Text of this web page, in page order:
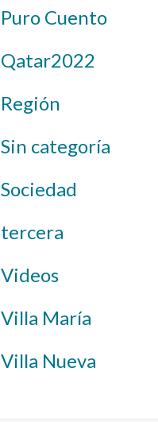
Puro Cuento
Qatar2022
Región
Sin categoría
Sociedad
tercera
Videos
Villa María
Villa Nueva